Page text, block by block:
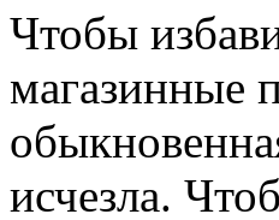
Чтобы
магазинные
исчезла.